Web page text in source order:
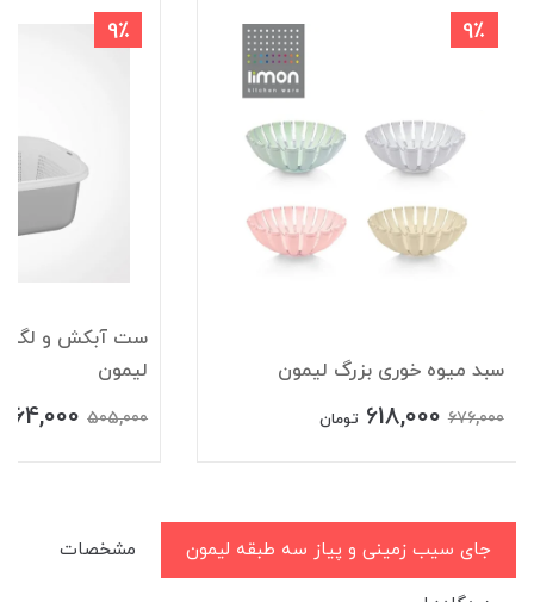
9٪
سبد میوه خوری بزرگ لیمون
676,000
618,000 تومان
9٪
لیمون
505,000
464,000
جای سیب زمینی و پیاز سه طبقه لیمون مشخصات